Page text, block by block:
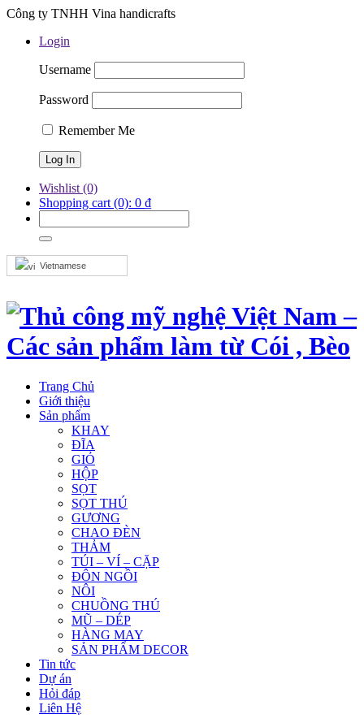
Công ty TNHH Vina handicrafts
Login
Username
Password
Remember Me
Wishlist (0)
Shopping cart (0): 0 ₫
Vietnamese
Trang Chủ
Giới thiệu
Sản phẩm
KHAY
ĐĨA
GIỎ
HỘP
SỌT
SỌT THÚ
GƯƠNG
CHAO ĐÈN
THẢM
TÚI – VÍ – CẶP
ĐÔN NGỒI
NÔI
CHUỒNG THÚ
MŨ – DÉP
HÀNG MAY
SẢN PHẨM DECOR
Tin tức
Dự án
Hỏi đáp
Liên Hệ